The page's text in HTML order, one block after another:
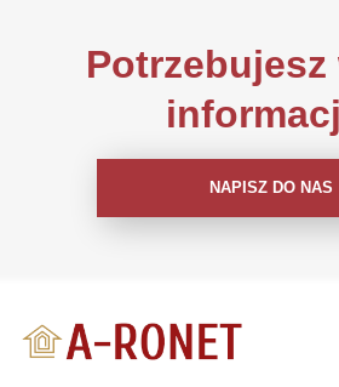
Potrzebujesz
NAPISZ DO NAS